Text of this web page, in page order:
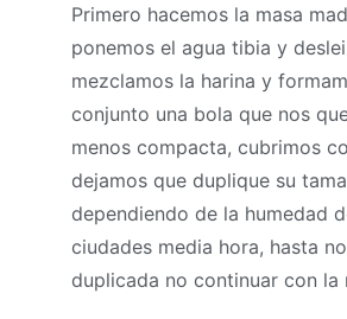
Primero hacemos la masa
ponemos el agua tibia y
mezclamos la harina y
conjunto una bola que nos
menos compacta, cubrimos
dejamos que duplique su
dependiendo de la humedad
ciudades media hora, hasta
duplicada no continuar con la